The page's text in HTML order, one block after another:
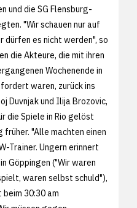
und die SG Flensburg-
"Wir schauen nur auf
dürfen es nicht werden", so
die Akteure, die mit ihren
Wochenende in
waren, zurück ins
Duvnjak und Ilija Brozovic,
die Spiele in Rio gelöst
früher. "Alle machten einen
Trainer. Ungern erinnert
Göppingen ("Wir waren
waren selbst schuld"),
30:30 am